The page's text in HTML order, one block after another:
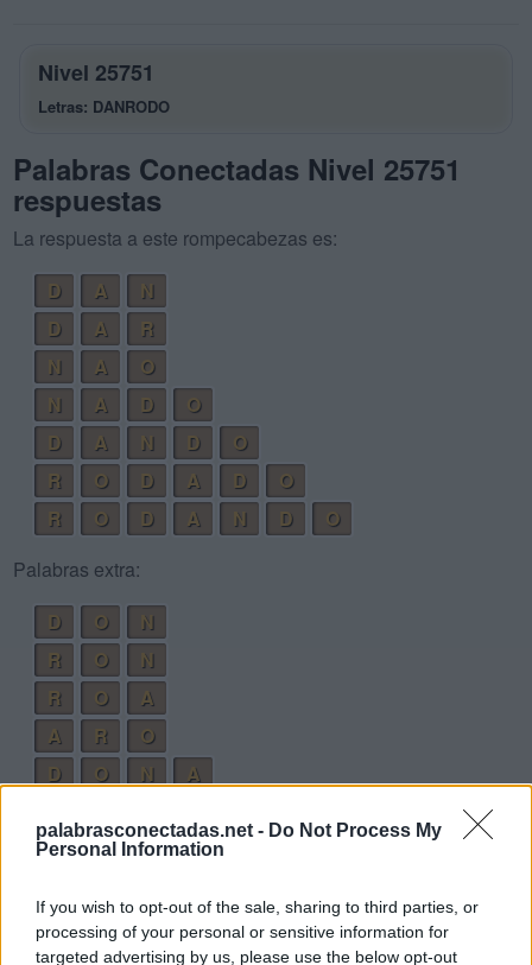
palabrasconectadas.net - Do Not Process My
Personal Information
If you wish to opt-out of the sale, sharing to third parties, or
processing of your personal or sensitive information for
targeted advertising by us, please use the below opt-out
Nivel 25751
Letras: DANRODO
Palabras Conectadas Nivel 25751
respuestas
La respuesta a este rompecabezas es:
D
A
N
D
A
R
N
A
O
N
A D
O
D
A N D
O
R
O D A D
O
R
O D A N D
O
Palabras extra:
D
O
N
R
O
N
R
O
A
A
R
O
D
O N
A
N
O D
O
D
O R
O